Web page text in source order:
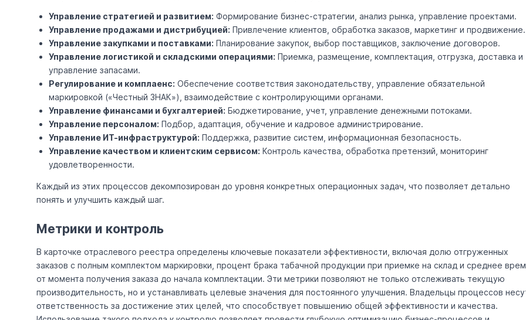
Управление стратегией и развитием: Формирование бизнес-стратегии, анализ рынка, управление проектами.
Управление продажами и дистрибуцией: Привлечение клиентов, обработка заказов, маркетинг и продвижение.
Управление закупками и поставками: Планирование закупок, выбор поставщиков, заключение договоров.
Управление логистикой и складскими операциями: Приемка, размещение, комплектация, отгрузка, доставка и
управление запасами.
Регулирование и комплаенс: Обеспечение соответствия законодательству, управление обязательной
маркировкой («Честный ЗНАК»), взаимодействие с контролирующими органами.
Управление финансами и бухгалтерией: Бюджетирование, учет, управление денежными потоками.
Управление персоналом: Подбор, адаптация, обучение и кадровое администрирование.
Управление ИТ-инфраструктурой: Поддержка, развитие систем, информационная безопасность.
Управление качеством и клиентским сервисом: Контроль качества, обработка претензий, мониторинг
удовлетворенности.
Каждый из этих процессов декомпозирован до уровня конкретных операционных задач, что позволяет детально
понять и улучшить каждый шаг.
Метрики и контроль
В карточке отраслевого реестра определены ключевые показатели эффективности, включая долю отгруженных
заказов с полным комплектом маркировки, процент брака табачной продукции при приемке на склад и среднее
от момента получения заказа до начала комплектации. Эти метрики позволяют не только отслеживать текущую
производительность, но и устанавливать целевые значения для постоянного улучшения. Владельцы процессов
ответственность за достижение этих целей, что способствует повышению общей эффективности и качества.